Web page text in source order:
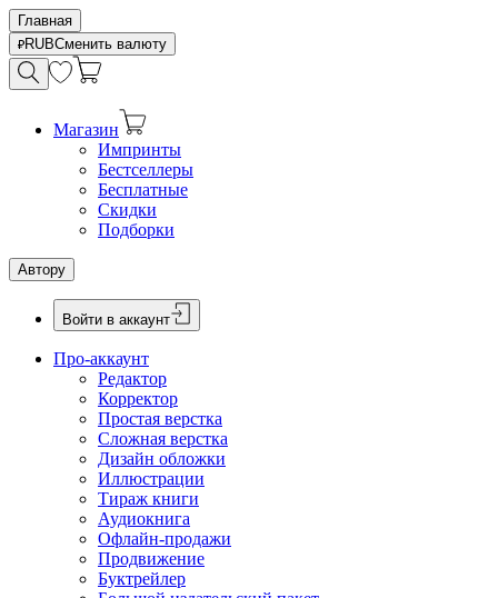
Главная
RUBСменить валюту
Магазин
Импринты
Бестселлеры
Бесплатные
Скидки
Подборки
Автору
Войти в аккаунт
Про-аккаунт
Редактор
Корректор
Простая верстка
Сложная верстка
Дизайн обложки
Иллюстрации
Тираж книги
Аудиокнига
Офлайн-продажи
Продвижение
Буктрейлер